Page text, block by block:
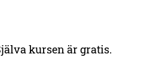
kursen är gratis.